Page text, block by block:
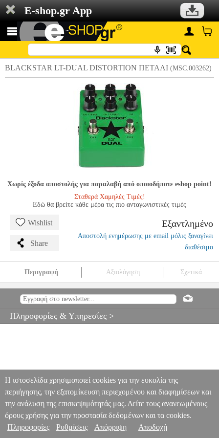
E-shop.gr App
BLACKSTAR LT-DUAL DISTORTION ΠΕΤΑΛΙ (MSC.003262)
Χωρίς έξοδα αποστολής για παραλαβή από οποιοδήποτε eshop point!
Σταθερά Χαμηλές Τιμές!
Εδώ θα βρείτε κάθε μέρα τις πιο ανταγωνιστικές τιμές
Wishlist
Share
Εξαντλημένο
Αποστολή ενημέρωσης με email μόλις ξαναγίνει
διαθέσιμο
Περιγραφή Αξιολόγηση Σχετικά
MSC.003262 BLACKSTAR AMPLIFICATION
BLACKSTAR
DISTORTION ΠΕΤΑΛΙ
Πληροφορίες & Υπηρεσίες >
Η ιστοσελίδα χρησιμοποιεί cookies για την ευκολία της
περιήγησης, την εξατομίκευση περιεχομένου και διαφημίσεων και
την ανάλυση της επισκεψιμότητάς μας. Δείτε τους ανανεωμένους
όρους χρήσης για την προστασία δεδομένων και τα cookies.
Πληροφορίες
Ρυθμίσεις Απόρριψη Αποδοχή